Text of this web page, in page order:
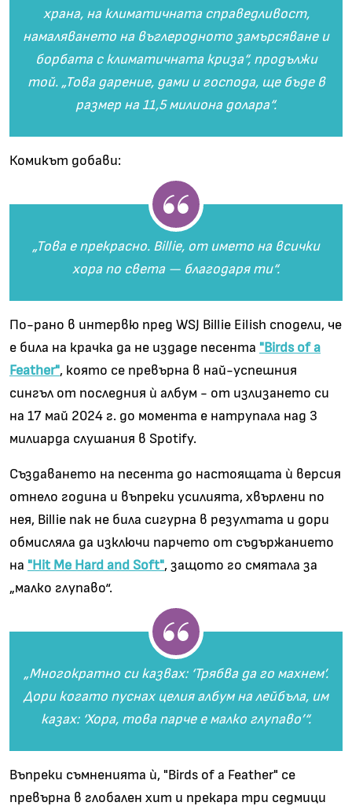
храна, на климатичната справедливост,
намаляването на въглеродното замърсяване и
борбата с климатичната криза“, продължи
той. „Това дарение, дами и господа, ще бъде в
размер на 11,5 милиона долара“.
Комикът добави:
„Това е прекрасно. Billie, от името на всички
хора по света — благодаря ти“.
По-рано в интервю пред WSJ Billie Eilish сподели, че
е била на крачка да не издаде песента "Birds of a
Feather", която се превърна в най-успешния
сингъл от последния ѝ албум - от излизането си
на 17 май 2024 г. до момента е натрупала над 3
милиарда слушания в Spotify.
Създаването на песента до настоящата ѝ версия
отнело година и въпреки усилията, хвърлени по
нея, Billie пак не била сигурна в резултата и дори
обмисляла да изключи парчето от съдържанието
на "Hit Me Hard and Soft", защото го смятала за
„малко глупаво“.
„Многократно си казвах: ‘Трябва да го махнем’.
Дори когато пуснах целия албум на лейбъла, им
казах: ‘Хора, това парче е малко глупаво’“.
Въпреки съмненията ѝ, "Birds of a Feather" се
превърна в глобален хит и прекара три седмици